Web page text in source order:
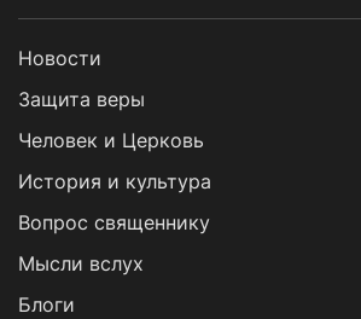
Новости
Защита веры
Человек и Церковь
История и культура
Вопрос священнику
Мысли вслух
Блоги